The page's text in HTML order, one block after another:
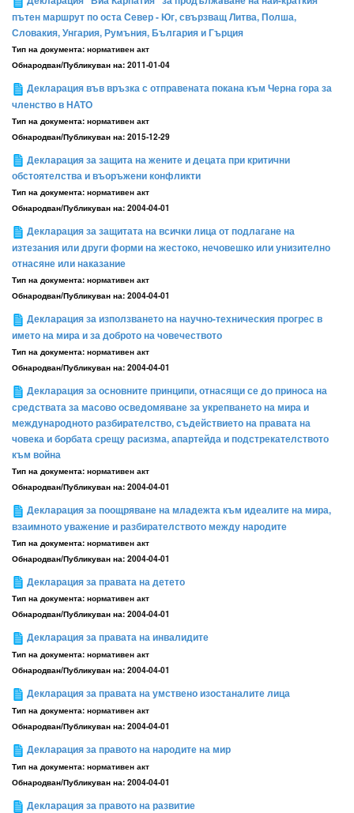
пътен маршрут по оста Север - Юг, свързващ Литва, Полша,
Словакия, Унгария, Румъния, България и Гърция
Тип на документа: нормативен акт
Обнародван/Публикуван на: 2011-01-04
Декларация във връзка с отправената покана към Черна гора за
членство в НАТО
Тип на документа: нормативен акт
Обнародван/Публикуван на: 2015-12-29
Декларация за защита на жените и децата при критични
обстоятелства и въоръжени конфликти
Тип на документа: нормативен акт
Обнародван/Публикуван на: 2004-04-01
Декларация за защитата на всички лица от подлагане на
изтезания или други форми на жестоко, нечовешко или унизително
отнасяне или наказание
Тип на документа: нормативен акт
Обнародван/Публикуван на: 2004-04-01
Декларация за използването на научно-техническия прогрес в
името на мира и за доброто на човечеството
Тип на документа: нормативен акт
Обнародван/Публикуван на: 2004-04-01
Декларация за основните принципи, отнасящи се до приноса на
средствата за масово осведомяване за укрепването на мира и
международното разбирателство, съдействието на правата на
човека и борбата срещу расизма, апартейда и подстрекателството
към война
Тип на документа: нормативен акт
Обнародван/Публикуван на: 2004-04-01
Декларация за поощряване на младежта към идеалите на мира,
взаимното уважение и разбирателството между народите
Тип на документа: нормативен акт
Обнародван/Публикуван на: 2004-04-01
Декларация за правата на детето
Тип на документа: нормативен акт
Обнародван/Публикуван на: 2004-04-01
Декларация за правата на инвалидите
Тип на документа: нормативен акт
Обнародван/Публикуван на: 2004-04-01
Декларация за правата на умствено изостаналите лица
Тип на документа: нормативен акт
Обнародван/Публикуван на: 2004-04-01
Декларация за правото на народите на мир
Тип на документа: нормативен акт
Обнародван/Публикуван на: 2004-04-01
Декларация за правото на развитие